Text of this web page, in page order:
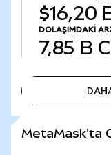
$16,20
DOLAŞIMDAKI
7,85 B
MetaMask'ta